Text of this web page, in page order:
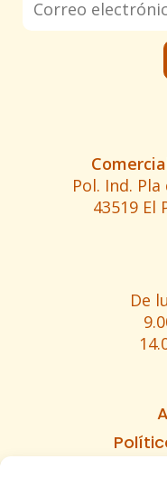
Pol. Ind.
43519 El
De